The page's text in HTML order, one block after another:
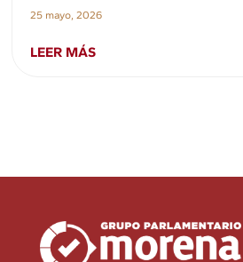
25 mayo, 2026
LEER MÁS